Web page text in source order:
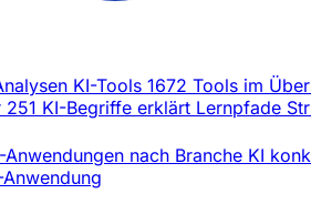
KI-Tools 1672 Tools im
251 KI-Begriffe erklärt Lernpfade
Anwendungen nach Branche KI